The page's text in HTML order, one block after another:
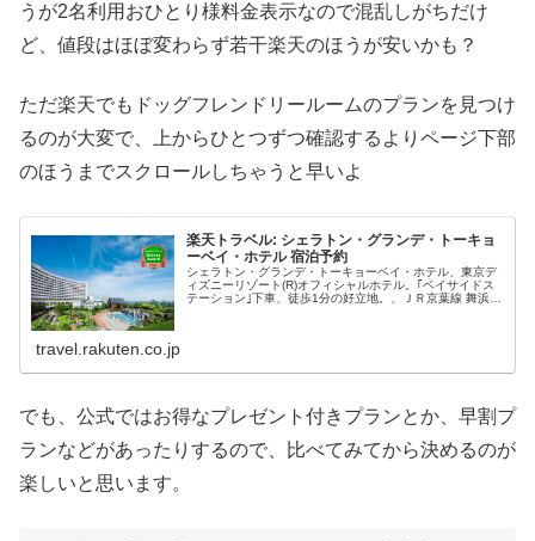
うが2名利用おひとり様料金表示なので混乱しがちだけ
ど、値段はほぼ変わらず若干楽天のほうが安いかも？
ただ楽天でもドッグフレンドリールームのプランを見つけ
るのが大変で、上からひとつずつ確認するよりページ下部
のほうまでスクロールしちゃうと早いよ
楽天トラベル: シェラトン・グランデ・トーキョ
ーベイ・ホテル 宿泊予約
シェラトン・グランデ・トーキョーベイ・ホテル、東京デ
ィズニーリゾート(R)オフィシャルホテル。｢ベイサイドス
テーション｣下車、徒歩1分の好立地。、ＪＲ京葉線 舞浜駅
travel.rakuten.co.jp
でも、公式ではお得なプレゼント付きプランとか、早割プ
ランなどがあったりするので、比べてみてから決めるのが
楽しいと思います。